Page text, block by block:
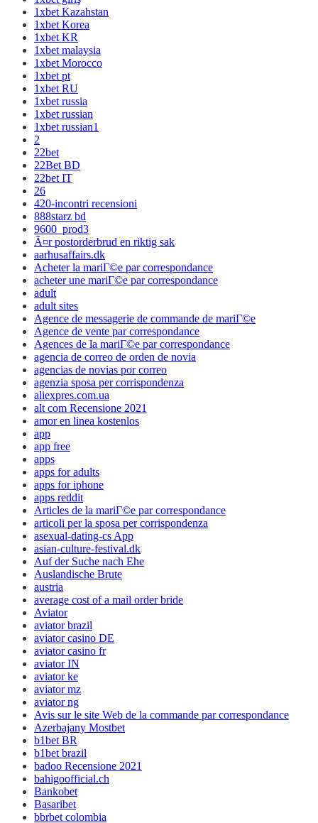
1xbet Kazahstan
1xbet Korea
1xbet KR
1xbet malaysia
1xbet Morocco
1xbet pt
1xbet RU
1xbet russia
1xbet russian
1xbet russian1
2
22bet
22Bet BD
22bet IT
26
420-incontri recensioni
888starz bd
9600_prod3
Ã¤r postorderbrud en riktig sak
aarhusaffairs.dk
Acheter la mariГ©e par correspondance
acheter une mariГ©e par correspondance
adult
adult sites
Agence de messagerie de commande de mariГ©e
Agence de vente par correspondance
Agences de la mariГ©e par correspondance
agencia de correo de orden de novia
agencias de novias por correo
agenzia sposa per corrispondenza
aliexpres.com.ua
alt com Recensione 2021
amor en linea kostenlos
app
app free
apps
apps for adults
apps for iphone
apps reddit
Articles de la mariГ©e par correspondance
articoli per la sposa per corrispondenza
asexual-dating-cs App
asian-culture-festival.dk
Auf der Suche nach Ehe
Auslandische Brute
austria
average cost of a mail order bride
Aviator
aviator brazil
aviator casino DE
aviator casino fr
aviator IN
aviator ke
aviator mz
aviator ng
Avis sur le site Web de la commande par correspondance
Azerbajany Mostbet
b1bet BR
b1bet brazil
badoo Recensione 2021
bahigoofficial.ch
Bankobet
Basaribet
bbrbet colombia